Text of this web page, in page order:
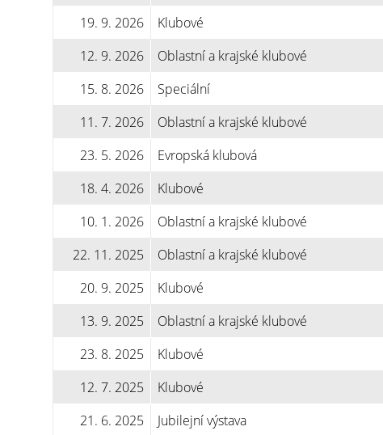
19. 9. 2026
Klubové
12. 9. 2026
Oblastní a krajské klubové
15. 8. 2026
Speciální
11. 7. 2026
Oblastní a krajské klubové
23. 5. 2026
Evropská klubová
18. 4. 2026
Klubové
10. 1. 2026
Oblastní a krajské klubové
22. 11. 2025
Oblastní a krajské klubové
20. 9. 2025
Klubové
13. 9. 2025
Oblastní a krajské klubové
23. 8. 2025
Klubové
12. 7. 2025
Klubové
21. 6. 2025
Jubilejní výstava